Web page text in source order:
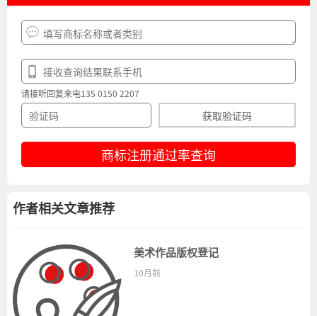
请接听回复来电135 0150 2207
获取验证码
商标注册通过率查询
作者相关文章推荐
美术作品版权登记
10月前